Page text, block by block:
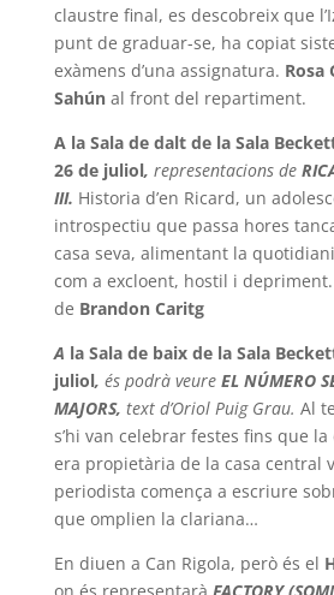
claustre final, es descobreix que
punt de graduar-se, ha copiat
exàmens d’una assignatura. Rosa
Sahúnal front del repartiment.
A la Sala de dalt de la Sala
26 de juliol, representacions de
III. Historia d’en Ricard, un
introspectiu que passa hores
casa seva, alimentant la
com a excloent, hostil i
de Brandon Caritg
A la Sala de baix de la Sala
juliol, és podrà veureEL NÚMERO
MAJORS, text d’Oriol Puig Grau. Al
s’hi van celebrar festes fins que
era propietària de la casa central
periodista comença a escriure
que omplien la clariana…
En diuen a Can Rigola, però és el